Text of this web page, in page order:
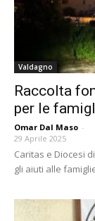
Valdagno
Raccolta
per le
Omar Dal Maso -
29 Aprile 2025
Caritas e Diocesi
gli aiuti alle